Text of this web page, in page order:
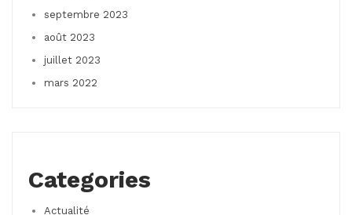
septembre 2023
août 2023
juillet 2023
mars 2022
Categories
Actualité